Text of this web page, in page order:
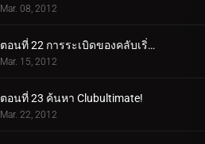
Mar. 08, 2012
ตอนที่ 22 การระเบิดของคลับเริ่มต้นขึ้นแล้ว!
Mar. 15, 2012
ตอนที่ 23 ค้นหา Clubultimate!
Mar. 22, 2012